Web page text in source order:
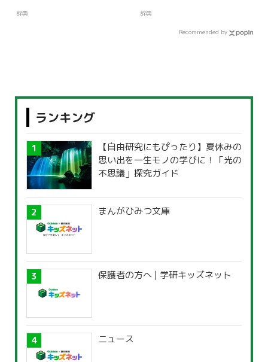
辞典 辞典
Recommended by
ランキング
【自由研究にもぴったり】夏休みの
思い出を一生モノの学びに！「光の
不思議」探究ガイド
まんがひみつ文庫
保護者の方へ | 学研キッズネット
ニュース